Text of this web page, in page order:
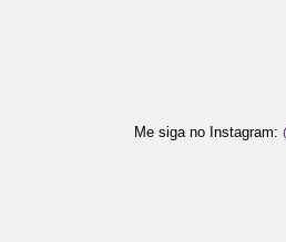
Me siga no Instagram: